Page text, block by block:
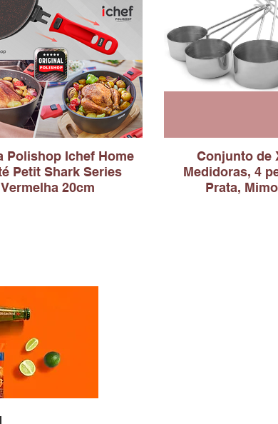
Polishop Ichef Home
Petit Shark Series
Vermelha 20cm
Conjunto de
Medidoras, 4
Prata,